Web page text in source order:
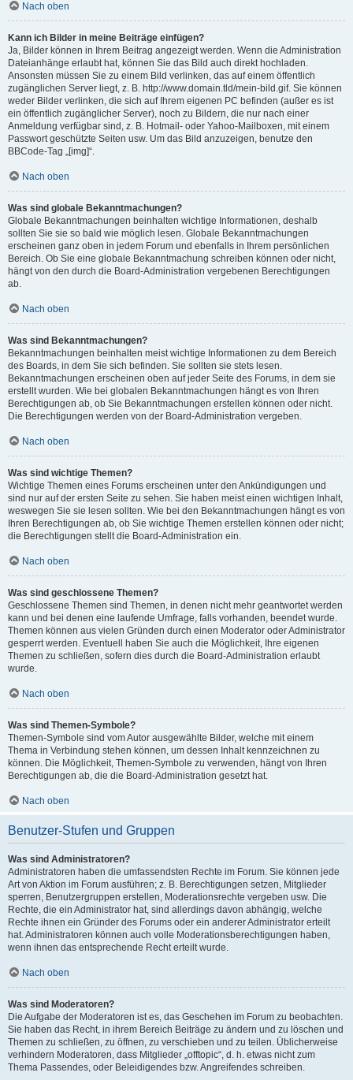
Nach oben
Kann ich Bilder in meine Beiträge einfügen?
Ja, Bilder können in Ihrem Beitrag angezeigt werden. Wenn die Administration
Dateianhänge erlaubt hat, können Sie das Bild auch direkt hochladen.
Ansonsten müssen Sie zu einem Bild verlinken, das auf einem öffentlich
zugänglichen Server liegt, z. B. http://www.domain.tld/mein-bild.gif. Sie können
weder Bilder verlinken, die sich auf Ihrem eigenen PC befinden (außer es ist
ein öffentlich zugänglicher Server), noch zu Bildern, die nur nach einer
Anmeldung verfügbar sind, z. B. Hotmail- oder Yahoo-Mailboxen, mit einem
Passwort geschützte Seiten usw. Um das Bild anzuzeigen, benutze den
BBCode-Tag „[img]“.
Nach oben
Was sind globale Bekanntmachungen?
Globale Bekanntmachungen beinhalten wichtige Informationen, deshalb
sollten Sie sie so bald wie möglich lesen. Globale Bekanntmachungen
erscheinen ganz oben in jedem Forum und ebenfalls in Ihrem persönlichen
Bereich. Ob Sie eine globale Bekanntmachung schreiben können oder nicht,
hängt von den durch die Board-Administration vergebenen Berechtigungen
ab.
Nach oben
Was sind Bekanntmachungen?
Bekanntmachungen beinhalten meist wichtige Informationen zu dem Bereich
des Boards, in dem Sie sich befinden. Sie sollten sie stets lesen.
Bekanntmachungen erscheinen oben auf jeder Seite des Forums, in dem sie
erstellt wurden. Wie bei globalen Bekanntmachungen hängt es von Ihren
Berechtigungen ab, ob Sie Bekanntmachungen erstellen können oder nicht.
Die Berechtigungen werden von der Board-Administration vergeben.
Nach oben
Was sind wichtige Themen?
Wichtige Themen eines Forums erscheinen unter den Ankündigungen und
sind nur auf der ersten Seite zu sehen. Sie haben meist einen wichtigen Inhalt,
weswegen Sie sie lesen sollten. Wie bei den Bekanntmachungen hängt es von
Ihren Berechtigungen ab, ob Sie wichtige Themen erstellen können oder nicht;
die Berechtigungen stellt die Board-Administration ein.
Nach oben
Was sind geschlossene Themen?
Geschlossene Themen sind Themen, in denen nicht mehr geantwortet werden
kann und bei denen eine laufende Umfrage, falls vorhanden, beendet wurde.
Themen können aus vielen Gründen durch einen Moderator oder Administrator
gesperrt werden. Eventuell haben Sie auch die Möglichkeit, Ihre eigenen
Themen zu schließen, sofern dies durch die Board-Administration erlaubt
wurde.
Nach oben
Was sind Themen-Symbole?
Themen-Symbole sind vom Autor ausgewählte Bilder, welche mit einem
Thema in Verbindung stehen können, um dessen Inhalt kennzeichnen zu
können. Die Möglichkeit, Themen-Symbole zu verwenden, hängt von Ihren
Berechtigungen ab, die die Board-Administration gesetzt hat.
Nach oben
Benutzer-Stufen und Gruppen
Was sind Administratoren?
Administratoren haben die umfassendsten Rechte im Forum. Sie können jede
Art von Aktion im Forum ausführen; z. B. Berechtigungen setzen, Mitglieder
sperren, Benutzergruppen erstellen, Moderationsrechte vergeben usw. Die
Rechte, die ein Administrator hat, sind allerdings davon abhängig, welche
Rechte ihnen ein Gründer des Forums oder ein anderer Administrator erteilt
hat. Administratoren können auch volle Moderationsberechtigungen haben,
wenn ihnen das entsprechende Recht erteilt wurde.
Nach oben
Was sind Moderatoren?
Die Aufgabe der Moderatoren ist es, das Geschehen im Forum zu beobachten.
Sie haben das Recht, in ihrem Bereich Beiträge zu ändern und zu löschen und
Themen zu schließen, zu öffnen, zu verschieben und zu teilen. Üblicherweise
verhindern Moderatoren, dass Mitglieder „offtopic“, d. h. etwas nicht zum
Thema Passendes, oder Beleidigendes bzw. Angreifendes schreiben.